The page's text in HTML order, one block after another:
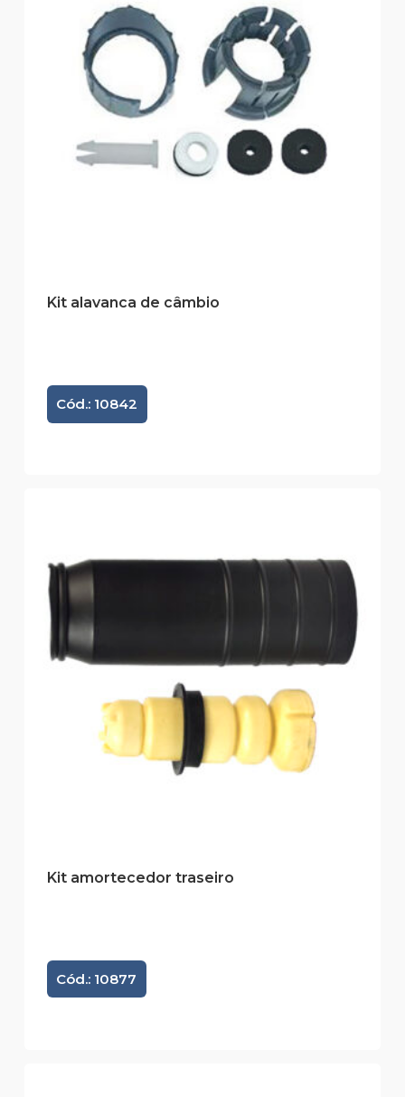
Kit alavanca de câmbio
Cód.: 10842
Kit amortecedor traseiro
Cód.: 10877